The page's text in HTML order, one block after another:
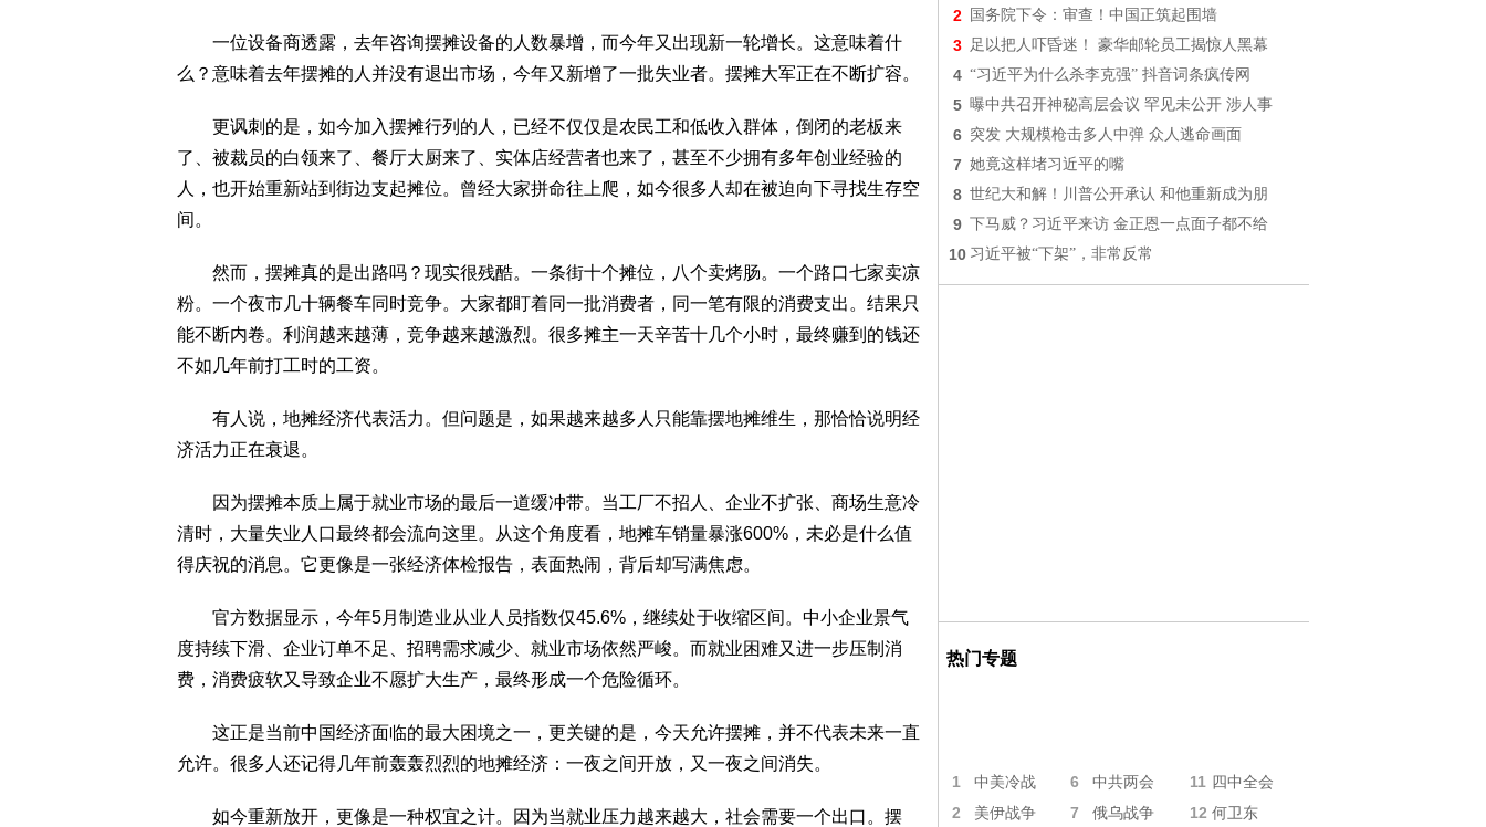
一位设备商透露，去年咨询摆摊设备的人数暴增，而今年又出现新一轮增长。这意味着什
么？意味着去年摆摊的人并没有退出市场，今年又新增了一批失业者。摆摊大军正在不断扩容。
更讽刺的是，如今加入摆摊行列的人，已经不仅仅是农民工和低收入群体，倒闭的老板来
了、被裁员的白领来了、餐厅大厨来了、实体店经营者也来了，甚至不少拥有多年创业经验的
人，也开始重新站到街边支起摊位。曾经大家拼命往上爬，如今很多人却在被迫向下寻找生存空
间。
然而，摆摊真的是出路吗？现实很残酷。一条街十个摊位，八个卖烤肠。一个路口七家卖凉
粉。一个夜市几十辆餐车同时竞争。大家都盯着同一批消费者，同一笔有限的消费支出。结果只
能不断内卷。利润越来越薄，竞争越来越激烈。很多摊主一天辛苦十几个小时，最终赚到的钱还
不如几年前打工时的工资。
有人说，地摊经济代表活力。但问题是，如果越来越多人只能靠摆地摊维生，那恰恰说明经
济活力正在衰退。
因为摆摊本质上属于就业市场的最后一道缓冲带。当工厂不招人、企业不扩张、商场生意冷
清时，大量失业人口最终都会流向这里。从这个角度看，地摊车销量暴涨600%，未必是什么值
得庆祝的消息。它更像是一张经济体检报告，表面热闹，背后却写满焦虑。
官方数据显示，今年5月制造业从业人员指数仅45.6%，继续处于收缩区间。中小企业景气
度持续下滑、企业订单不足、招聘需求减少、就业市场依然严峻。而就业困难又进一步压制消
费，消费疲软又导致企业不愿扩大生产，最终形成一个危险循环。
这正是当前中国经济面临的最大困境之一，更关键的是，今天允许摆摊，并不代表未来一直
允许。很多人还记得几年前轰轰烈烈的地摊经济：一夜之间开放，又一夜之间消失。
如今重新放开，更像是一种权宜之计。因为当就业压力越来越大，社会需要一个出口。摆
2 国务院下令：审查！中国正筑起围墙
3 足以把人吓昏迷！ 豪华邮轮员工揭惊人黑幕
4 “习近平为什么杀李克强” 抖音词条疯传网
5 曝中共召开神秘高层会议 罕见未公开 涉人事
6 突发 大规模枪击多人中弹 众人逃命画面
7 她竟这样堵习近平的嘴
8 世纪大和解！川普公开承认 和他重新成为朋
9 下马威？习近平来访 金正恩一点面子都不给
10 习近平被“下架”，非常反常
热门专题
1 中美冷战 6 中共两会 11 四中全会
2 美伊战争 7 俄乌战争 12 何卫东